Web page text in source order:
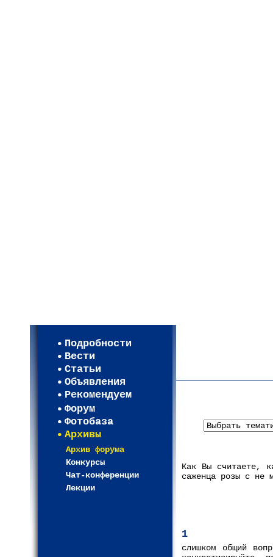
Подробности
Вести
Статьи
Объявления
Рекомендуем
Форум
Фотобаза
Архивы
Архив форума
Конкурсы
Чат-конференции
Лекции
Как Вы считаете,
саженца розы с не
1
слишком общий